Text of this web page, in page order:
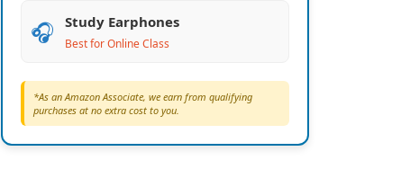
🎧 Study Earphones
Best for Online Class
*As an Amazon Associate, we earn from qualifying
purchases at no extra cost to you.